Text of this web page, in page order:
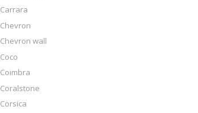
Carrara
Chevron
Chevron wall
Coco
Coimbra
Coralstone
Corsica